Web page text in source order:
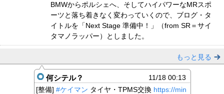
BMWからポルシェへ、そしてハイパワーなMRスポ
ーツと落ち着きなく変わっていくので、ブログ・タ
イトルを「Next Stage 準備中！」（from SR＝サイ
タマノラッパー）としました。
もっと見る
何シテル？
11/18 00:13
[整備] #ケイマン タイヤ・TPMS交換 https://min